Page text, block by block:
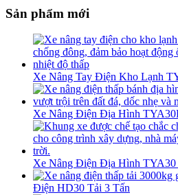
Sản phẩm mới
Xe Nâng Tay Điện Kho Lạnh
Xe Nâng Điện Địa Hình
Xe Nâng Điện Địa Hình TYA30
Điện HD30 Tải 3 Tấn